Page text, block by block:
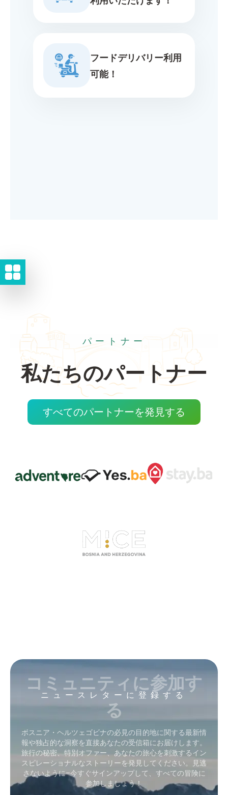
フードデリバリー利用
可能！
パートナー
私たちのパートナー
すべてのパートナーを発見する
ニュースレターに登録する
コミュニティに参加す
る
ボスニア・ヘルツェゴビナの必見の目的地に関する最新情
報や独占的な洞察を直接あなたの受信箱にお届けします。
旅行の秘密、特別オファー、あなたの旅心を刺激するイン
スピレーショナルなストーリーを発見してください。見逃
さないように–今すぐサインアップして、すべての冒険に
参加しましょう！